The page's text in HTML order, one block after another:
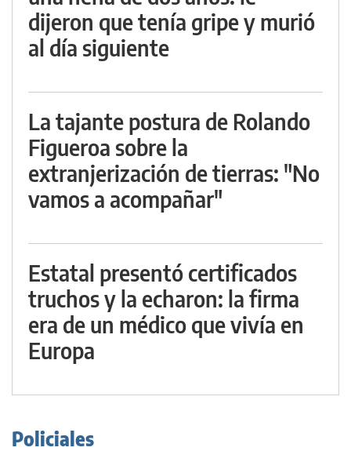
dijeron que tenía gripe y murió
al día siguiente
La tajante postura de Rolando
Figueroa sobre la
extranjerización de tierras: "No
vamos a acompañar"
Estatal presentó certificados
truchos y la echaron: la firma
era de un médico que vivía en
Europa
Policiales